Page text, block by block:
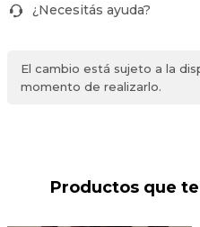
¿Necesitás ayuda?
El cambio está sujeto a la
momento de realizarlo.
Productos que